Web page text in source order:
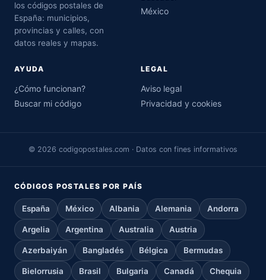
los códigos postales de
España: municipios,
provincias y calles, con
datos reales y mapas.
México
AYUDA
¿Cómo funcionan?
Buscar mi código
LEGAL
Aviso legal
Privacidad y cookies
© 2026 codigopostales.com · Datos con fines informativos
CÓDIGOS POSTALES POR PAÍS
España México Albania Alemania Andorra
Argelia Argentina Australia Austria
Azerbaiyán Bangladés Bélgica Bermudas
Bielorrusia Brasil Bulgaria Canadá Chequia